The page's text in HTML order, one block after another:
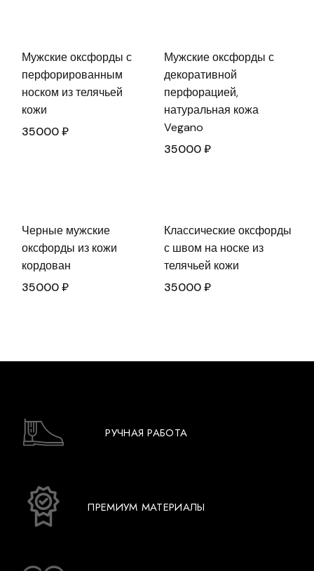
Мужские оксфорды с
перфорированным
носком из телячьей
кожи
35000₽
Мужские оксфорды с
декоративной
перфорацией,
натуральная кожа
Vegano
35000₽
Черные мужские
оксфорды из кожи
кордован
35000₽
Классические оксфорды
с швом на носке из
телячьей кожи
35000₽
РУЧНАЯ РАБОТА
ПРЕМИУМ МАТЕРИАЛЫ